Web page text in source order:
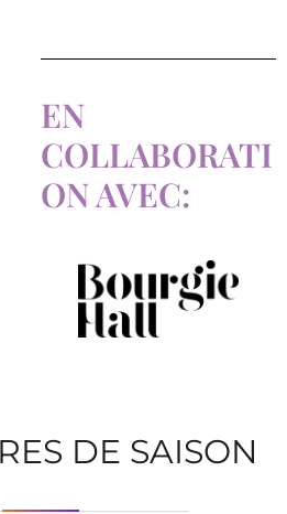
EN
COLLABORATI
ON AVEC:
DE SAISON